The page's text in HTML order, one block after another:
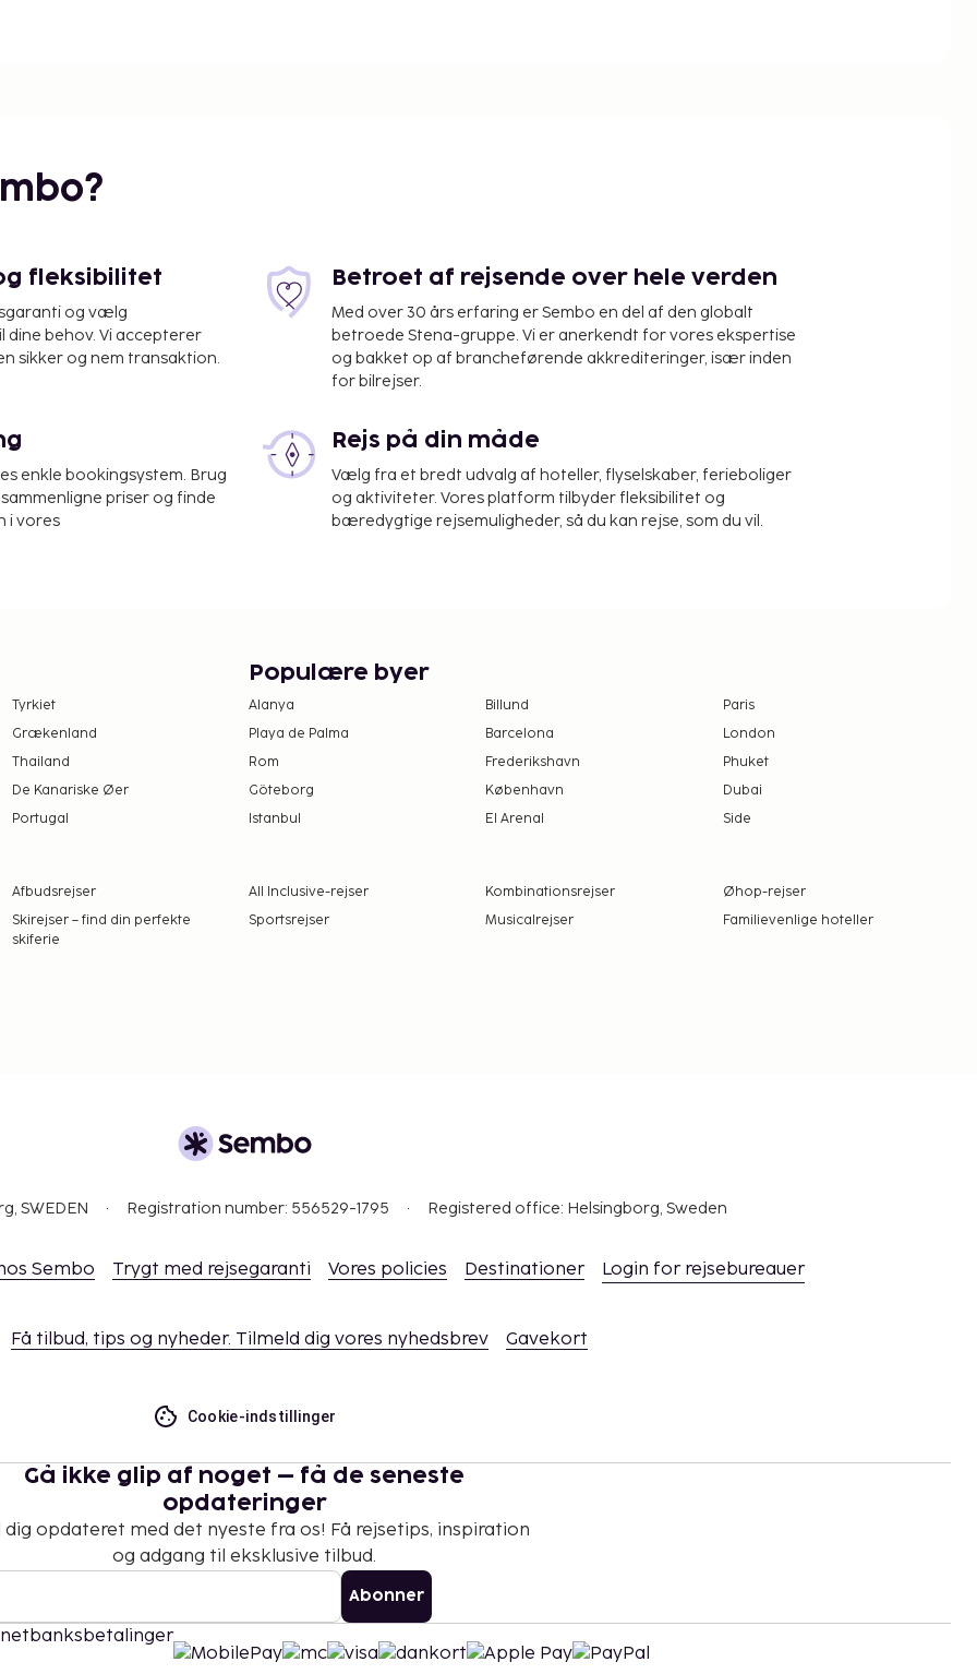
skønne udsigt, og du
Slap af
Gratis komplet
09.30.
et samtykke,
forældre. I
ikke kan/vil give
Personer, der
kontakte det
oplysninger.
fleksibilitet
og vælg
dine behov. Vi accepterer
sikker og nem transaktion.
Betroet af rejsende over hele verden
Med over 30 års erfaring er Sembo en del af den globalt
betroede Stena-gruppe. Vi er anerkendt for vores ekspertise
og bakket op af brancheførende akkrediteringer, især inden
for bilrejser.
enkle bookingsystem. Brug
priser og finde
i vores
Rejs på din måde
Vælg fra et bredt udvalg af hoteller, flyselskaber, ferieboliger
og aktiviteter. Vores platform tilbyder fleksibilitet og
bæredygtige rejsemuligheder, så du kan rejse, som du vil.
Tyrkiet
Grækenland
Thailand
De Kanariske Øer
Portugal
Populære byer
Alanya Billund
Paris
Playa de Palma
Barcelona
London
Rom
Frederikshavn
Phuket
Göteborg
København
Dubai
Istanbul
El Arenal Side
Afbudsrejser All Inclusive-rejser Kombinationsrejser
Øhop-rejser
Skirejser – find din perfekte
skiferie
Sportsrejser Musicalrejser Familievenlige hoteller
SWEDEN Registration number: 556529-1795 Registered office: Helsingborg, Sweden
Sembo Trygt med rejsegaranti Vores policies Destinationer Login for rejsebureauer
Få tilbud, tips og nyheder. Tilmeld dig vores nyhedsbrev Gavekort
Cookie-indstillinger
Gå ikke glip af noget – få de seneste
opdateringer
dig opdateret med det nyeste fra os! Få rejsetips, inspiration
og adgang til eksklusive tilbud.
Abonner